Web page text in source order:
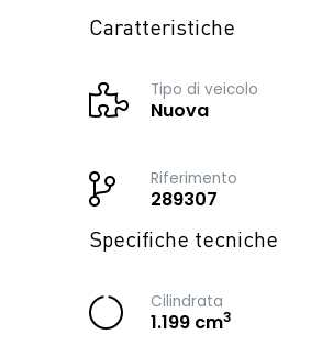
Caratteristiche
Tipo di veicolo
Nuova
Riferimento
289307
Specifiche tecniche
Cilindrata
1.199 cm3